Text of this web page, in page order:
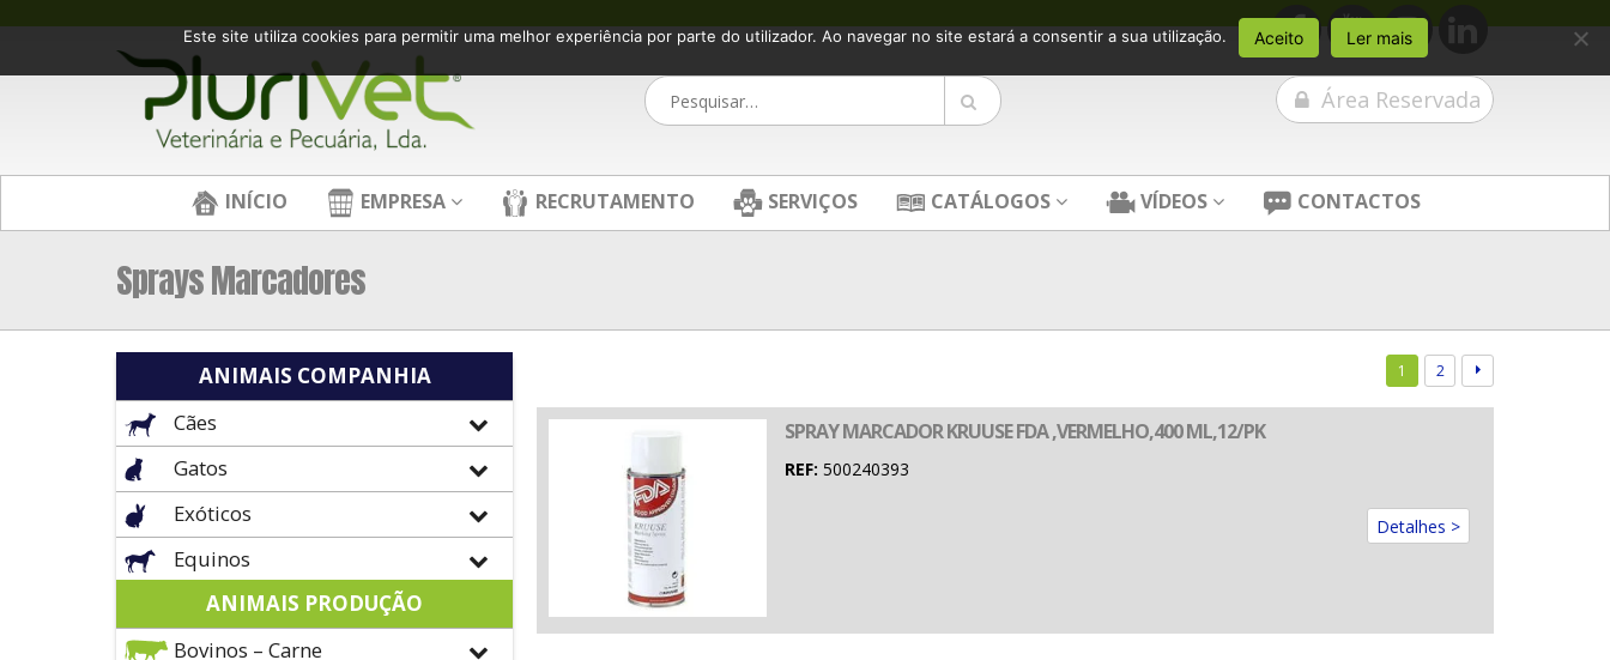
Área Reservada
INÍCIO EMPRESA RECRUTAMENTO SERVIÇOS CATÁLOGOS VÍDEOS CONTACTOS
Sprays Marcadores
1 2
SPRAY MARCADOR KRUUSE FDA ,VERMELHO,400 ML,12/PK
REF: 500240393
Detalhes >
ANIMAIS COMPANHIA
Cães
Gatos
Exóticos
Equinos
ANIMAIS PRODUÇÃO
Bovinos – Carne
Este site utiliza cookies para permitir uma melhor experiência por parte do utilizador. Ao navegar no site estará a consentir a sua utilização. Aceito Ler mais